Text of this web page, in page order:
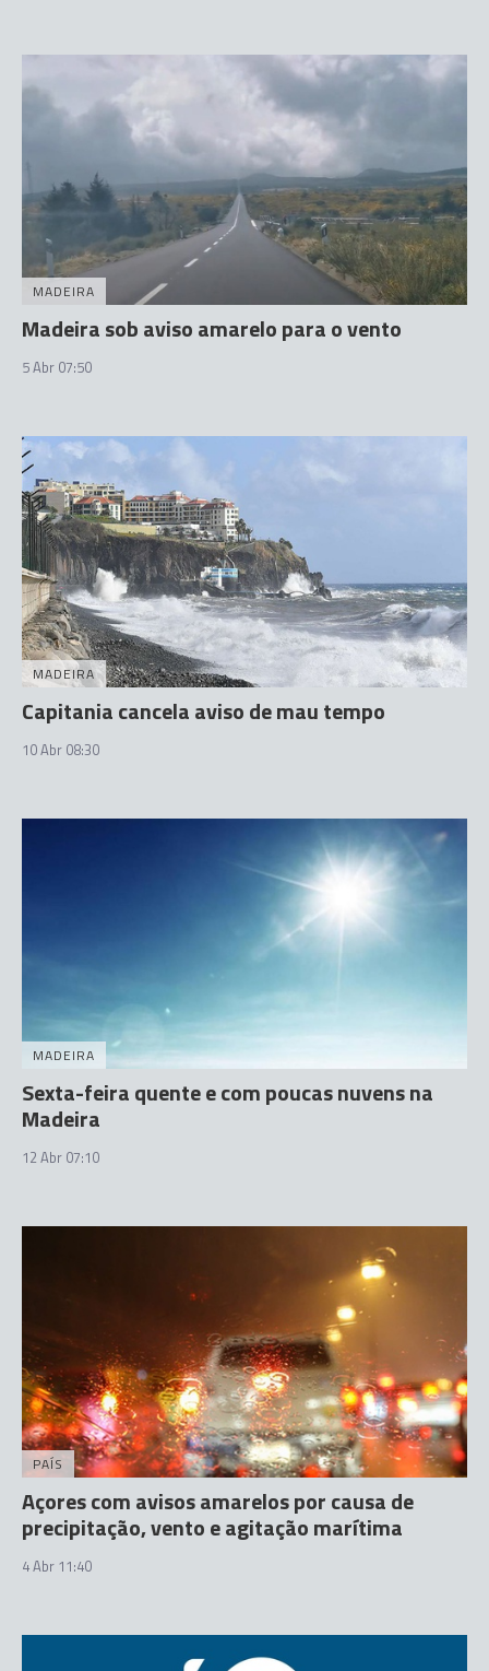
MADEIRA
Madeira sob aviso amarelo para o vento
5 Abr 07:50
MADEIRA
Capitania cancela aviso de mau tempo
10 Abr 08:30
MADEIRA
Sexta-feira quente e com poucas nuvens na
Madeira
12 Abr 07:10
PAÍS
Açores com avisos amarelos por causa de
precipitação, vento e agitação marítima
4 Abr 11:40